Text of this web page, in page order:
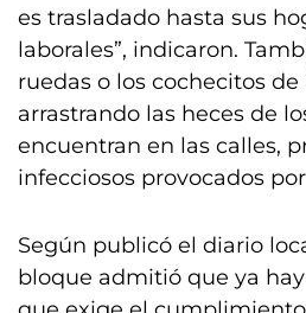
es trasladado hasta sus
laborales”, indicaron.
ruedas o los cochecitos
arrastrando las heces de
encuentran en las calles,
infecciosos provocados
Según publicó el diario
bloque admitió que ya